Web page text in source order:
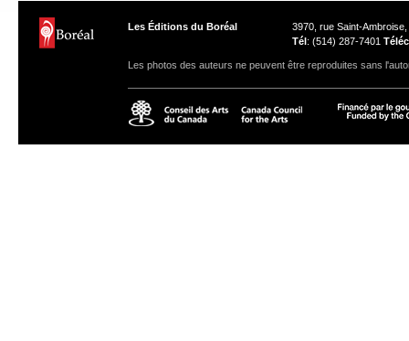
Les Éditions du Boréal
3970, rue Saint-
Tél: (514) 287-7401 Téléc
Les photos des auteurs ne peuvent être reproduites sans